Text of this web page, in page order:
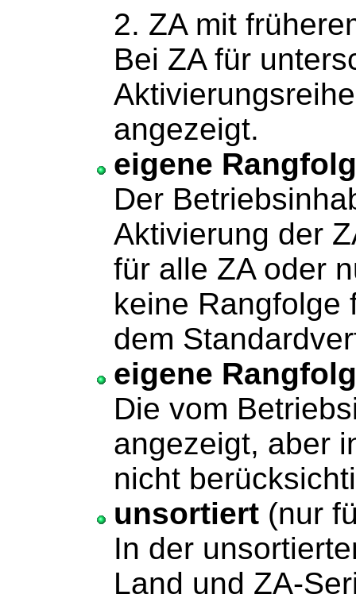
2. ZA mit
Bei ZA für
angezeigt.
eigene
Der
Aktivierung der
für alle ZA oder
keine Rangfolge
dem
eigene
Die vom
angezeigt, aber
nicht
unsortiert (nur
In der
Land und ZA-